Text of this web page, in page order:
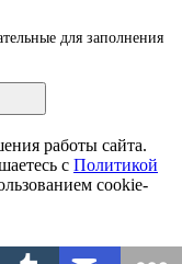
для заполнения
работы сайта.
с Политикой
cookie-